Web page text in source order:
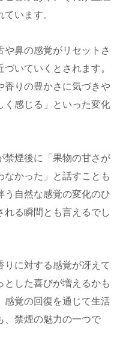
います。
鼻の感覚がリセットさ
いていくとされます。
香りの豊かさに気づきや
く感じる」といった変化
禁煙後に「果物の甘さが
なかった」と話すことも
う自然な感覚の変化のひ
れる瞬間とも言えるでし
りに対する感覚が冴えて
とした喜びが増えるかも
感覚の回復を通じて生活
、禁煙の魅力の一つで